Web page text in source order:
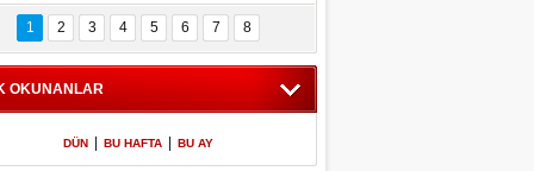
İstanbul
Adaları
600 milletvekilinin
listesi
1 2 3 4 5 6 7 8
OKUNANLAR
DÜN BU HAFTA BU AY